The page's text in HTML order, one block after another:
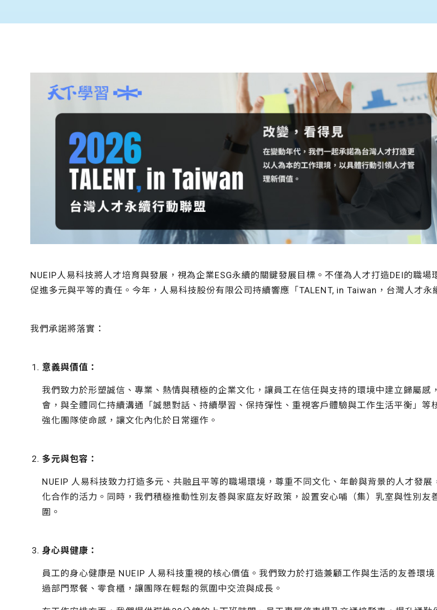
NUEIP人易科技將人才培育與發展，視為企業ESG永續的關鍵發展目標。不僅為人才打造DEI的職
促進多元與平等的責任。今年，人易科技股份有限公司持續響應「TALENT, in Taiwan，台灣人才永
我們承諾將落實：
意義與價值：
我們致力於形塑誠信、專業、熱情與積極的企業文化，讓員工在信任與支持的環境中建立歸屬
會，與全體同仁持續溝通「誠懇對話、持續學習、保持彈性、重視客戶體驗與工作生活平衡」
強化團隊使命感，讓文化內化於日常運作。
多元與包容：
NUEIP 人易科技致力打造多元、共融且平等的職場環境，尊重不同文化、年齡與背景的人才發
化合作的活力。同時，我們積極推動性別友善與家庭友好政策，設置安心哺（集）乳室與性別
圍。
身心與健康：
員工的身心健康是 NUEIP 人易科技重視的核心價值。我們致力於打造兼顧工作與生活的友善環
過部門聚餐、零食櫃，讓團隊在輕鬆的氛圍中交流與成長。